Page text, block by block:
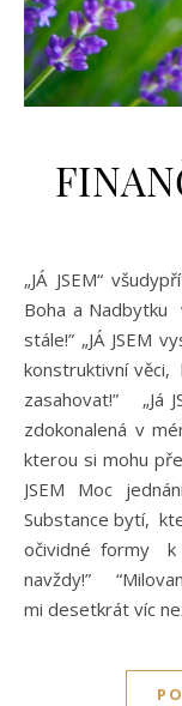
„JÁ JSEM“ všudypřítomná, neomezená Zásoba Bohatství
Boha a
stále!” „JÁ JSEM
konstruktivní
zasahovat!” „Já
zdokonalená v
kterou si mohu
JSEM Moc
Substance bytí,
očividné formy k
navždy!”
mi desetkrát víc